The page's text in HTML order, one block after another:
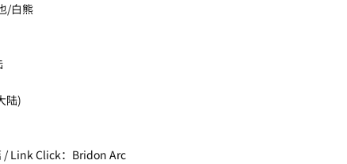
/白熊
陆)
/ Link Click：Bridon Arc